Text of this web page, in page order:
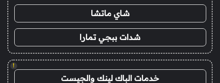
شاي ماتشا
شدات ببجي تمارا
!
خدمات الباك لينك والجيست